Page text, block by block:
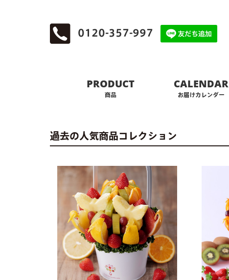
0120-357-997
PRODUCT
商品
CALENDAR
お届けカレンダー
過去の人気商品コレクション